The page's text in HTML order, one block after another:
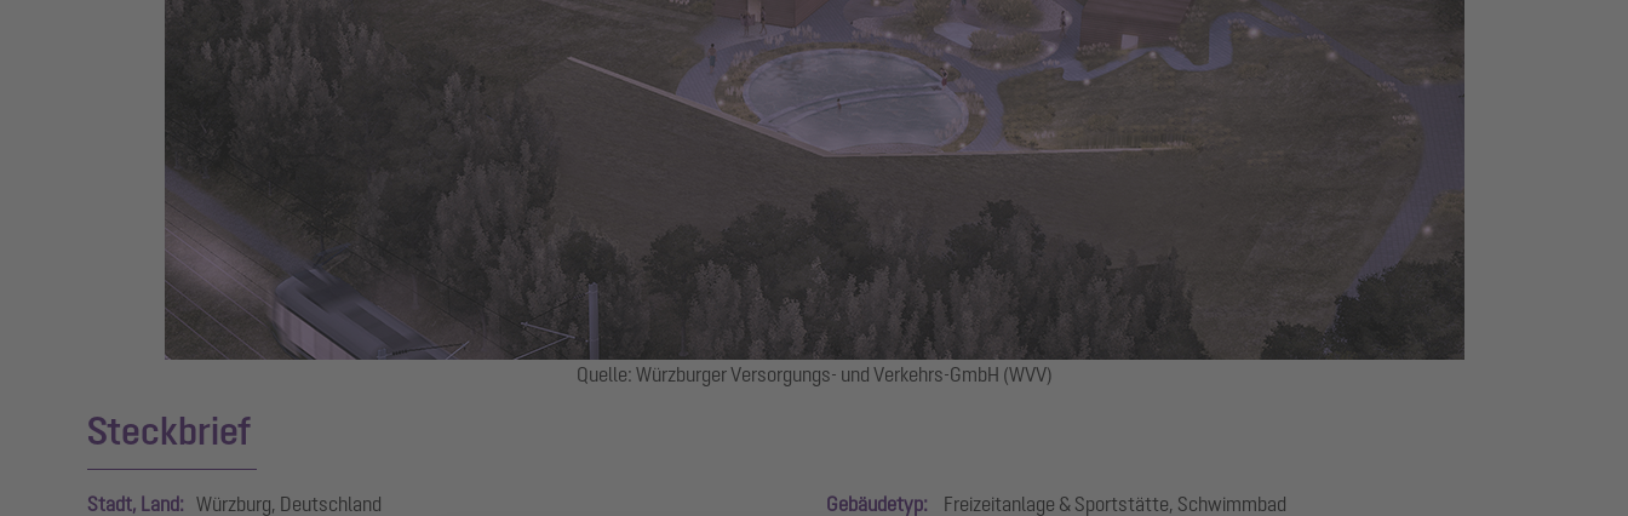
Quelle: Würzburger Versorgungs- und Verkehrs-GmbH (WVV)
Steckbrief
Stadt, Land: Würzburg, Deutschland Gebäudetyp: Freizeitanlage & Sportstätte, Schwimmbad